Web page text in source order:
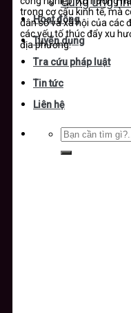
Hoạt động
Tuyển dụng
Tra cứu pháp luật
Tin tức
Liên hệ
trong cơ cấu kinh tế, mà
dân số và xã hội của các
các yếu tố thúc đẩy xu
địa phương.